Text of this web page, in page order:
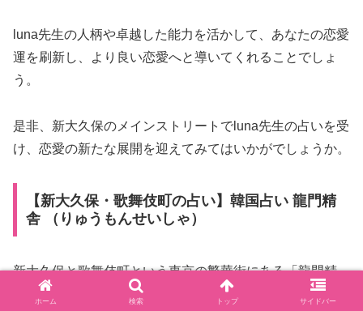
luna先生の人柄や卓越した能力を活かして、あなたの恋愛
運を刷新し、より良い恋愛へと導いてくれることでしょ
う。
是非、新大久保のメインストリートでluna先生の占いを受
け、恋愛の新たな展開を迎えてみてはいかがでしょうか。
【新大久保・歌舞伎町の占い】韓国占い 龍門精
舎 （りゅうもんせいしゃ）
新大久保と歌舞伎町という東京の繁華街にある「龍門精
舎」は、韓国の占い文化を体験できる施設として注目を集
ホーム 検索 トップ サイドバー